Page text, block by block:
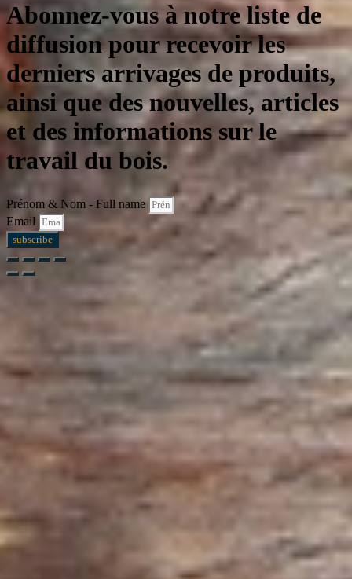
Abonnez-vous à notre liste de
diffusion pour recevoir les
derniers arrivages de produits,
ainsi que des nouvelles, articles
et des informations sur le
travail du bois.
Prénom & Nom - Full name
Email
subscribe